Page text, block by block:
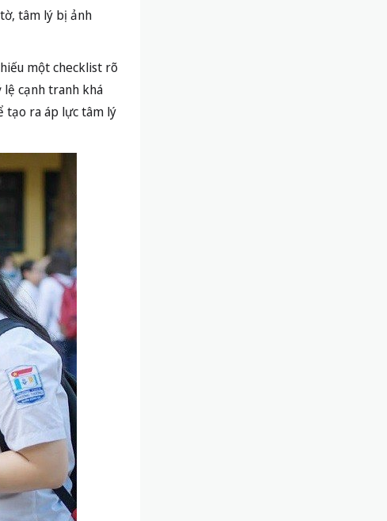
tâm lý bị ảnh
một checklist rõ
cạnh tranh khá
tạo ra áp lực tâm lý